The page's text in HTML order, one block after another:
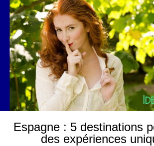
Espagne : 5 destinations
des expériences